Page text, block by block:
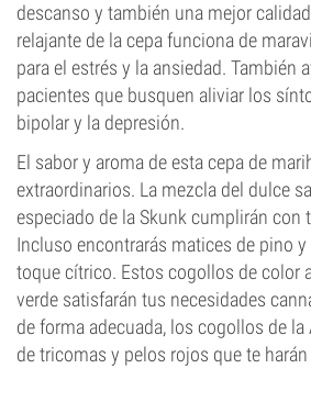
descanso y también una mejor
relajante de la cepa funciona de
para el estrés y la ansiedad. También
pacientes que busquen aliviar los
bipolar y la depresión.
El sabor y aroma de esta cepa de
extraordinarios. La mezcla del dulce
especiado de la Skunk cumplirán con
Incluso encontrarás matices de pino
toque cítrico. Estos cogollos de color
verde satisfarán tus necesidades
de forma adecuada, los cogollos de la
de tricomas y pelos rojos que te